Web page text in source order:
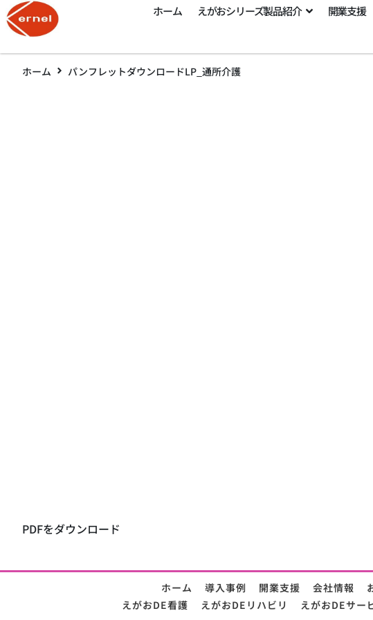
ホーム えがおシリーズ製品紹介 開業支援
ホーム パンフレットダウンロードLP_通所介護
PDFをダウンロード
ホーム 導入事例 開業支援 会社情報
えがおDE看護
えがおDEリハビリ えがおDEサー